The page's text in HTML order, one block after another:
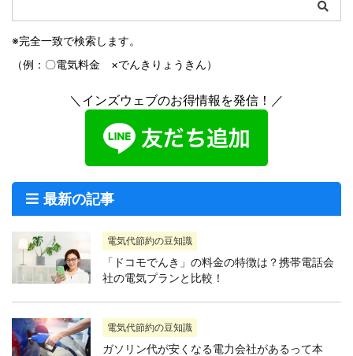
※完全一致で検索します。
（例：〇電気料金 ×でんきりょうきん）
＼インズウェブのお得情報を発信！／
最新の記事
電気代節約の豆知識
「ドコモでんき」の料金の特徴は？携帯電話会
社の電気プランと比較！
電気代節約の豆知識
ガソリン代が安くなる電力会社があるって本